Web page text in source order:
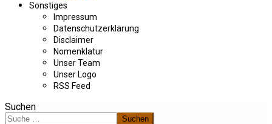
Sonstiges
Impressum
Datenschutzerklärung
Disclaimer
Nomenklatur
Unser Team
Unser Logo
RSS Feed
Suchen
Suchen